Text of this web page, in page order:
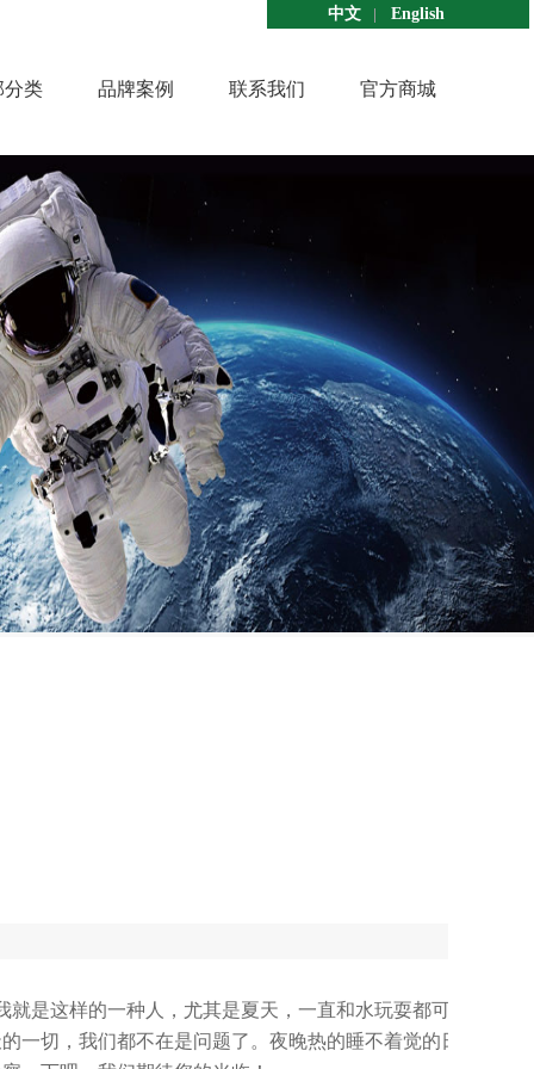
中文 English
分类 品牌案例 联系我们 官方商城
是这样的一种人，尤其是夏天，一直和水玩耍都可以的。
的一切，我们都不在是问题了。夜晚热的睡不着觉的日子将一